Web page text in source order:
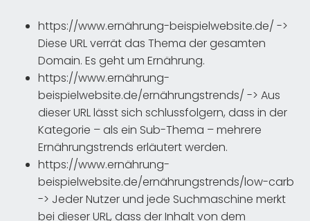
https://www.ernährung-beispielwebsite.de/ ->
Diese URL verrät das Thema der gesamten
Domain. Es geht um Ernährung.
https://www.ernährung-
beispielwebsite.de/ernährungstrends/ -> Aus
dieser URL lässt sich schlussfolgern, dass in der
Kategorie – als ein Sub-Thema – mehrere
Ernährungstrends erläutert werden.
https://www.ernährung-
beispielwebsite.de/ernährungstrends/low-carb
-> Jeder Nutzer und jede Suchmaschine merkt
bei dieser URL, dass der Inhalt von dem